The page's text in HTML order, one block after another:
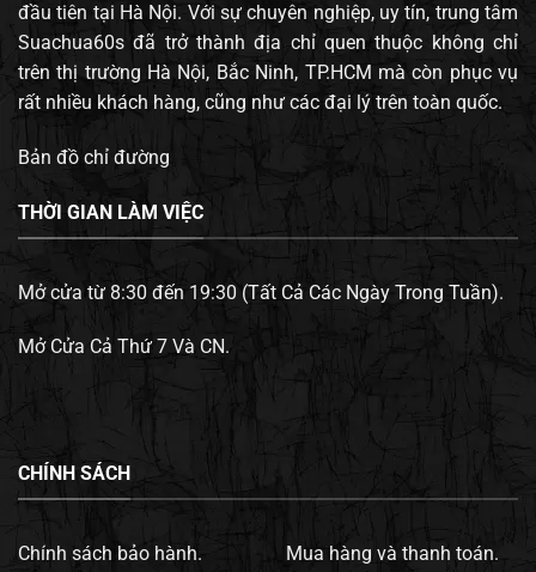
đầu tiên tại Hà Nội. Với sự chuyên nghiệp, uy tín, trung tâm
Suachua60s đã trở thành địa chỉ quen thuộc không chỉ
trên thị trường Hà Nội, Bắc Ninh, TP.HCM mà còn phục vụ
rất nhiều khách hàng, cũng như các đại lý trên toàn quốc.
Bản đồ chỉ đường
THỜI GIAN LÀM VIỆC
Mở cửa từ 8:30 đến 19:30 (Tất Cả Các Ngày Trong Tuần).
Mở Cửa Cả Thứ 7 Và CN.
CHÍNH SÁCH
Chính sách bảo hành. Mua hàng và thanh toán.